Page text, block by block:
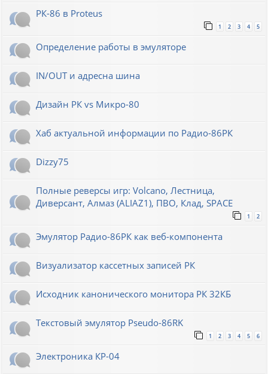
РК-86 в Proteus
1 2 3 4 5
Определение работы в эмуляторе
IN/OUT и адресна шина
Дизайн РК vs Микро-80
Хаб актуальной информации по Радио-86РК
Dizzy75
Полные реверсы игр: Volcano, Лестница,
Диверсант, Алмаз (ALIAZ1), ПВО, Клад, SPACE
1 2
Эмулятор Радио-86РК как веб-компонента
Визуализатор кассетных записей РК
Исходник канонического монитора РК 32КБ
Текстовый эмулятор Pseudo-86RK
1 2 3 4 5 6
Электроника КР-04